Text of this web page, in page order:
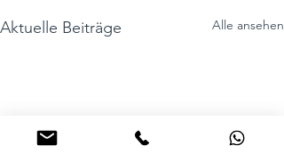
Aktuelle Beiträge Alle ansehen